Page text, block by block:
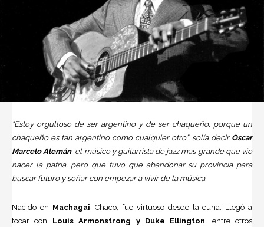
“Estoy orgulloso de ser argentino y de ser chaqueño, porque un
chaqueño es tan argentino como cualquier otro”, solía decir Oscar
Marcelo Alemán, el músico y guitarrista de jazz más grande que vio
nacer la patria, pero que tuvo que abandonar su provincia para
buscar futuro y soñar con empezar a vivir de la música.
Nacido en Machagai , Chaco, fue virtuoso desde la cuna. Llegó a
tocar con Louis Armonstrong y Duke Ellington , entre otros